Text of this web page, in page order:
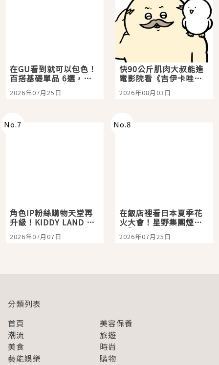
在GU看到就可以包色！
百搭基礎單品 6選，閉
眼全收也不心疼
2026年07月25日
快90公斤肌肉大叔能進
電影院看《吉伊卡哇》
嗎？日本重金屬樂團
「打首」會長與nagano
2026年08月03日
No.7
角色IP粉絲購物天堂再
升級！KIDDY LAND 原
宿店吉伊卡哇迎客，新
開幕 OMOKADO 店3分
2026年07月07日
No.8
在飯店裡看日本夏季花
火大會！星野集團煙火
景觀飯店6選，讓你不用
人擠人悠閒欣賞
2026年07月25日
分類列表
首頁
美容保養
潮流
旅遊
美食
時尚
藝能娛樂
購物